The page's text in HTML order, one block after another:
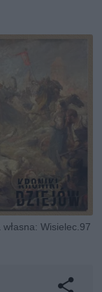
Wisielec.97